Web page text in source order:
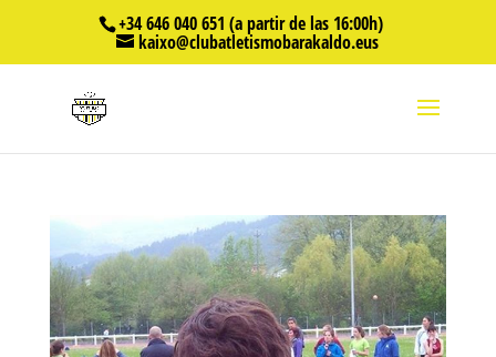
+34 646 040 651 (a partir de las 16:00h)
kaixo@clubatletismobarakaldo.eus